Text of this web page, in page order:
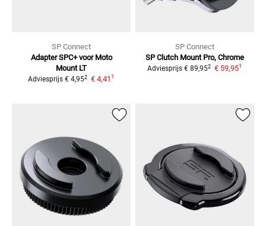
SP Connect
Adapter SPC+ voor Moto
Mount LT
Adviesprijs € 4,952 € 4,411
SP Connect
SP Clutch Mount Pro, Chrome
Adviesprijs € 89,952 € 59,951